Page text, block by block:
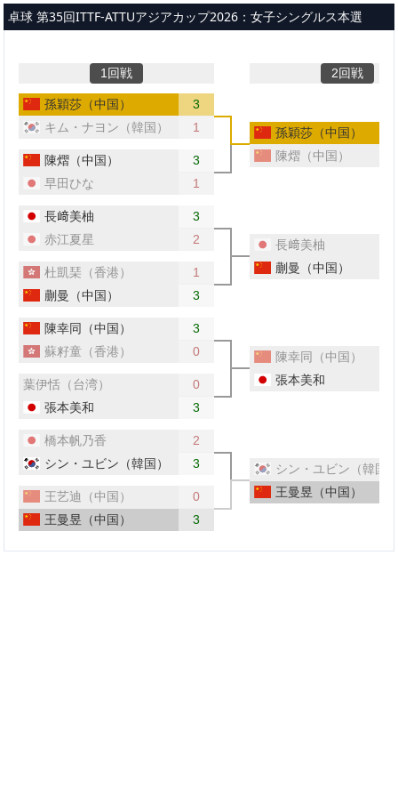
メインコンテンツへスキップ
卓球 第35回ITTF-ATTUアジアカップ2026：女子シングルス本選
1回戦 2回戦
孫穎莎（中国）
3
キム・ナヨン（韓国）
1
陳熠（中国）
3
早田ひな
1
長﨑美柚
3
赤江夏星
2
杜凱琹（香港）
1
蒯曼（中国）
3
陳幸同（中国）
3
蘇籽童（香港）
0
葉伊恬（台湾）
0
張本美和
3
橋本帆乃香
2
シン・ユビン（韓国）
3
王艺迪（中国）
0
王曼昱（中国）
3
孫穎莎（中国）
陳熠（中国）
長﨑美柚
蒯曼（中国）
陳幸同（中国）
張本美和
シン・ユビン（韓国
王曼昱（中国）